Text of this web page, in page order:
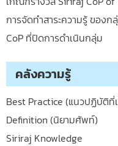
การจัดทำสาระความรู้ ของก
CoP ที่ปิดการดำเนินกลุ่ม
คลังความรู้
Best Practice (แนวปฏิบัติที่
Definition (นิยามศัพท์)
Siriraj Knowledge